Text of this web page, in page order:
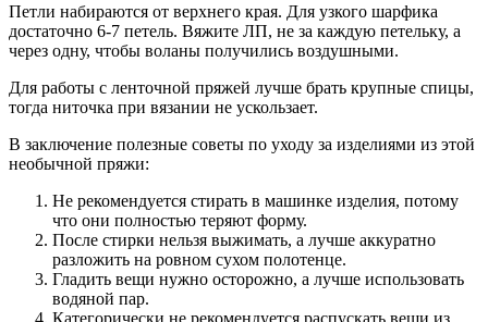
Петли набираются от верхнего края. Для узкого шарфика
достаточно 6-7 петель. Вяжите ЛП, не за каждую петельку, а
через одну, чтобы воланы получились воздушными.
Для работы с ленточной пряжей лучше брать крупные спицы,
тогда ниточка при вязании не ускользает.
В заключение полезные советы по уходу за изделиями из этой
необычной пряжи:
Не рекомендуется стирать в машинке изделия, потому
что они полностью теряют форму.
После стирки нельзя выжимать, а лучше аккуратно
разложить на ровном сухом полотенце.
Гладить вещи нужно осторожно, а лучше использовать
водяной пар.
Категорически не рекомендуется распускать вещи из